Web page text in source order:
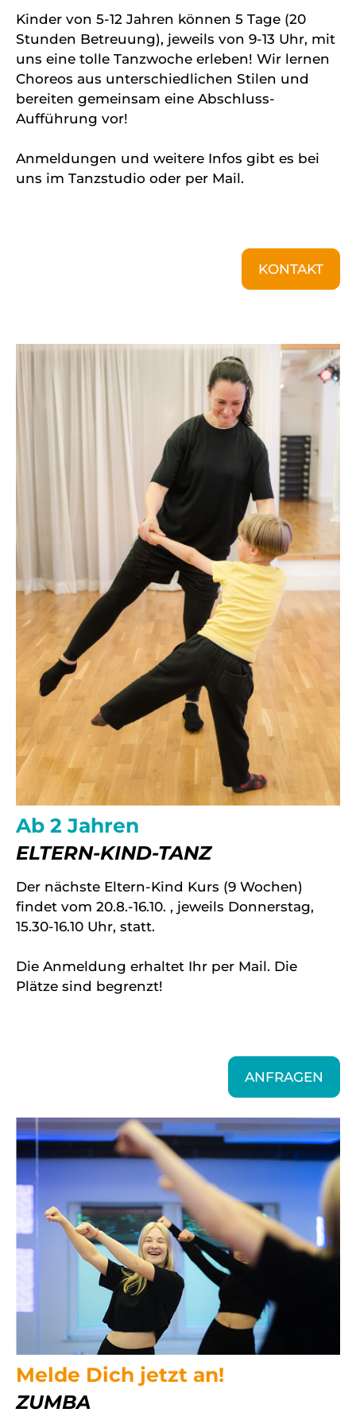
Kinder von 5-12 Jahren können 5 Tage (20
Stunden Betreuung), jeweils von 9-13 Uhr, mit
uns eine tolle Tanzwoche erleben! Wir lernen
Choreos aus unterschiedlichen Stilen und
bereiten gemeinsam eine Abschluss-
Aufführung vor!
Anmeldungen und weitere Infos gibt es bei
uns im Tanzstudio oder per Mail.
KONTAKT
Ab 2 Jahren
ELTERN-KIND-TANZ
Der nächste Eltern-Kind Kurs (9 Wochen)
findet vom 20.8.-16.10. , jeweils Donnerstag,
15.30-16.10 Uhr, statt.
Die Anmeldung erhaltet Ihr per Mail. Die
Plätze sind begrenzt!
ANFRAGEN
Melde Dich jetzt an!
ZUMBA